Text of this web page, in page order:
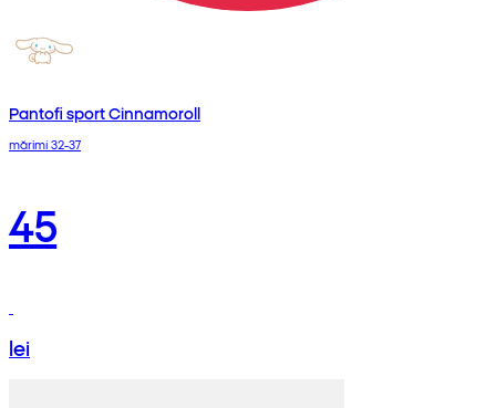
Pantofi sport Cinnamoroll
mărimi 32-37
45
lei